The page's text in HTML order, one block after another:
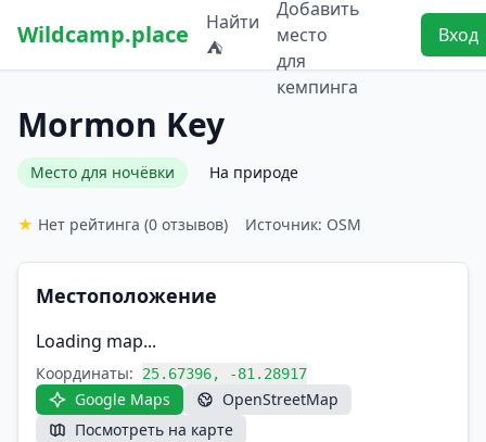
Wildcamp.place
Найти
⛺
Добавить
место
для
кемпинга
Вход
Mormon Key
Место для ночёвки На природе
★ Нет рейтинга (0 отзывов) Источник: OSM
Местоположение
Loading map...
Координаты: 25.67396, -81.28917
Google Maps
OpenStreetMap
Посмотреть на карте